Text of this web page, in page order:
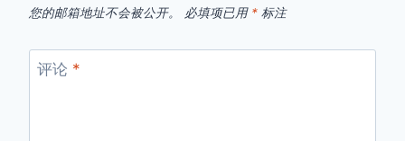
您的邮箱地址不会被公开。 必填项已用 * 标注
评论 *